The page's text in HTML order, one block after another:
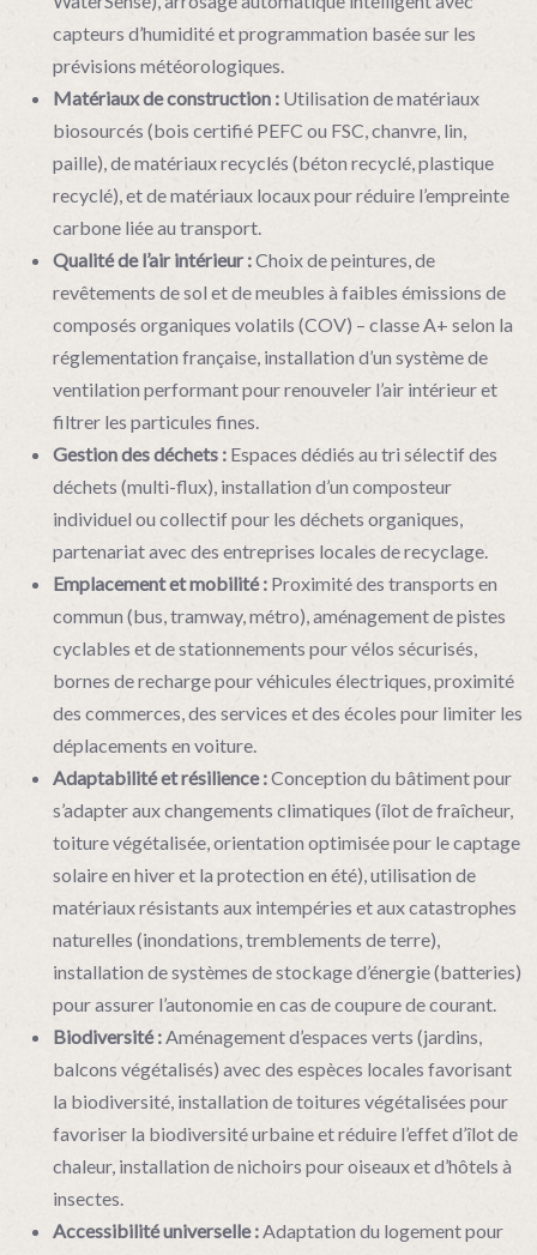
capteurs d’humidité et programmation basée sur les
prévisions météorologiques.
Matériaux de construction : Utilisation de matériaux
biosourcés (bois certifié PEFC ou FSC, chanvre, lin,
paille), de matériaux recyclés (béton recyclé, plastique
recyclé), et de matériaux locaux pour réduire l’empreinte
carbone liée au transport.
Qualité de l’air intérieur :Choix de peintures, de
revêtements de sol et de meubles à faibles émissions de
composés organiques volatils (COV) – classe A+ selon la
réglementation française, installation d’un système de
ventilation performant pour renouveler l’air intérieur et
filtrer les particules fines.
Gestion des déchets : Espaces dédiés au tri sélectif des
déchets (multi-flux), installation d’un composteur
individuel ou collectif pour les déchets organiques,
partenariat avec des entreprises locales de recyclage.
Emplacement et mobilité : Proximité des transports en
commun (bus, tramway, métro), aménagement de pistes
cyclables et de stationnements pour vélos sécurisés,
bornes de recharge pour véhicules électriques, proximité
des commerces, des services et des écoles pour limiter les
déplacements en voiture.
Adaptabilité et résilience :Conception du bâtiment pour
s’adapter aux changements climatiques (îlot de fraîcheur,
toiture végétalisée, orientation optimisée pour le captage
solaire en hiver et la protection en été), utilisation de
matériaux résistants aux intempéries et aux catastrophes
naturelles (inondations, tremblements de terre),
installation de systèmes de stockage d’énergie (batteries)
pour assurer l’autonomie en cas de coupure de courant.
Biodiversité :Aménagement d’espaces verts (jardins,
balcons végétalisés) avec des espèces locales favorisant
la biodiversité, installation de toitures végétalisées pour
favoriser la biodiversité urbaine et réduire l’effet d’îlot de
chaleur, installation de nichoirs pour oiseaux et d’hôtels à
insectes.
Accessibilité universelle :Adaptation du logement pour